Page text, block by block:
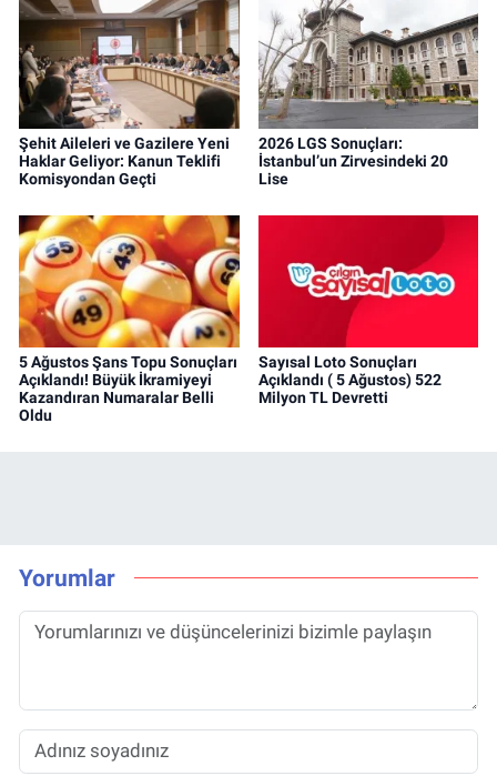
Şehit Aileleri ve Gazilere Yeni
Haklar Geliyor: Kanun Teklifi
Komisyondan Geçti
2026 LGS Sonuçları:
İstanbul’un Zirvesindeki 20
Lise
5 Ağustos Şans Topu Sonuçları
Açıklandı! Büyük İkramiyeyi
Kazandıran Numaralar Belli
Oldu
Sayısal Loto Sonuçları
Açıklandı ( 5 Ağustos) 522
Milyon TL Devretti
Yorumlar